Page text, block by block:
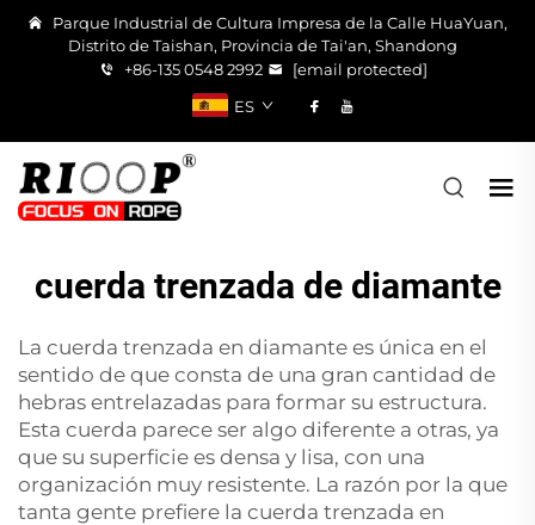
Parque Industrial de Cultura Impresa de la Calle HuaYuan,
Distrito de Taishan, Provincia de Tai'an, Shandong
+86-135 0548 2992
[email protected]
ES
cuerda trenzada de diamante
La cuerda trenzada en diamante es única en el
sentido de que consta de una gran cantidad de
hebras entrelazadas para formar su estructura.
Esta cuerda parece ser algo diferente a otras, ya
que su superficie es densa y lisa, con una
organización muy resistente. La razón por la que
tanta gente prefiere la cuerda trenzada en